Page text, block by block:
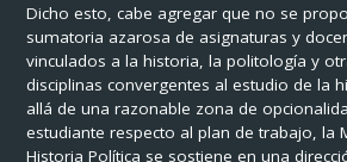
Dicho esto, cabe agregar que no se
sumatoria azarosa de asignaturas y
vinculados a la historia, la politología y
disciplinas convergentes al estudio de la
allá de una razonable zona de
estudiante respecto al plan de trabajo, la
Historia Política se sostiene en una